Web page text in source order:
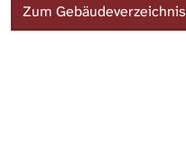
Zum Gebäudeverzeichnis